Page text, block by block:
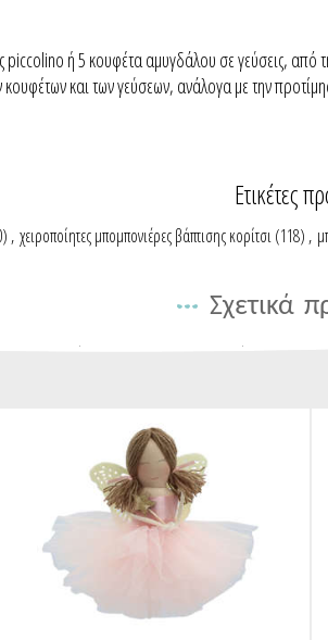
ή 5 κουφέτα αμυγδάλου σε γεύσεις, από
και των γεύσεων, ανάλογα με την
Ετικέτες
, χειροποίητες μπομπονιέρες βάπτισης κορίτσι (118) ,
Σχετικά